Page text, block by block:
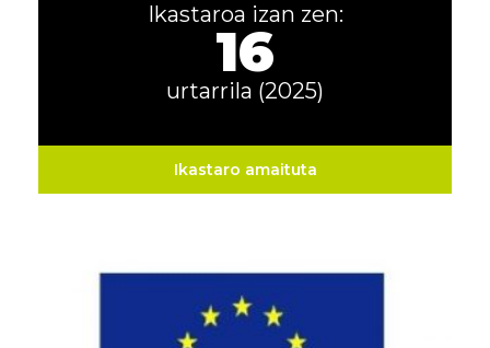
Ikastaroa izan zen:
16
urtarrila (2025)
Ikastaro amaituta